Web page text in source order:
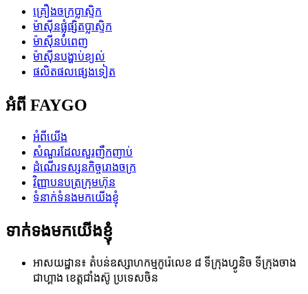
គ្រឿងចក្រប្លាស្ទិក
ម៉ាស៊ីនផ្លុំផ្សិតប្លាស្ទិក
ម៉ាស៊ីនបំពេញ
ម៉ាស៊ីនបង្ហាប់ខ្យល់
ផលិតផលផ្សេងទៀត
អំពី FAYGO
អំពីយើង
សំណួរដែលសួរញឹកញាប់
ដំណើរទស្សនកិច្ចរោងចក្រ
វិញ្ញាបនបត្រក្រុមហ៊ុន
ទំនាក់ទំនងមកយើងខ្ញុំ
ទាក់ទងមកយើងខ្ញុំ
អាសយដ្ឋាន៖ តំបន់ឧស្សាហកម្មកូរ៉េលេខ ៨ ទីក្រុងហ្វូនិច ទីក្រុងចាង
ជាហ្គាង ខេត្តជាំងស៊ូ ប្រទេសចិន